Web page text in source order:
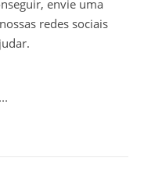
envie uma
redes sociais